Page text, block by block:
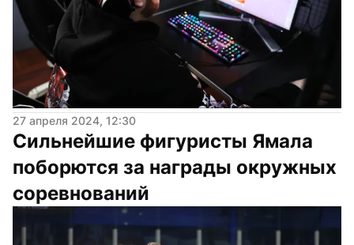
27 апреля 2024, 12:30
Сильнейшие фигуристы Ямала
поборются за награды окружных
соревнований